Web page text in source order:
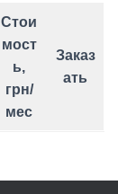
Стои
мост
ь,
грн/
мес
Заказ
ать